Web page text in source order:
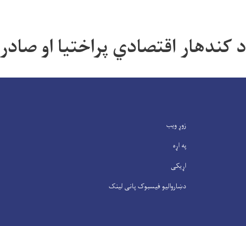
د کندهار اقتصادي پراختیا او
زوړ ویب
په اړه
اړیکی
دښاروالیو فیسبوک پانی لینک